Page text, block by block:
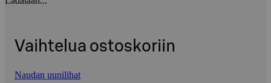
Vaihtelua ostoskoriin
Naudan uunilihat